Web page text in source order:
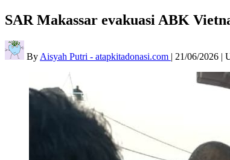
SAR Makassar evakuasi ABK
By Aisyah Putri - atapkitadonasi.com | 21/06/2026 |